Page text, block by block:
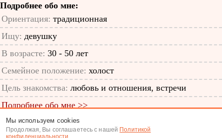
Подробнее обо мне:
Ориентация: традиционная
Ищу: девушку
В возрасте: 30 - 50 лет
Семейное положение: холост
Цель знакомства: любовь и отношения, встречи
Подробнее обо мне >>
ID анкеты: 11756466
Мы используем cookies
Продолжая, Вы соглашаетесь с нашей Политикой
конфиденциальности